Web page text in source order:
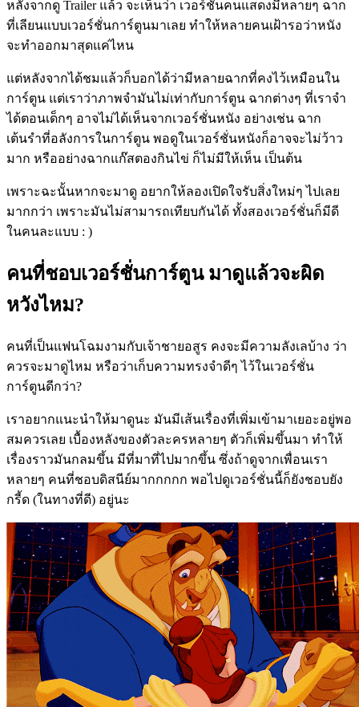
หลังจากดู Trailer แล้ว จะเห็นว่า เวอร์ชั่นคนแสดงมีหลายๆ ฉาก
ที่เลียนแบบเวอร์ชั่นการ์ตูนมาเลย ทำให้หลายคนเฝ้ารอว่าหนัง
จะทำออกมาสุดแค่ไหน
แต่หลังจากได้ชมแล้วก็บอกได้ว่ามีหลายฉากที่คงไว้เหมือนใน
การ์ตูน แต่เราว่าภาพจำมันไม่เท่ากับการ์ตูน ฉากต่างๆ ที่เราจำ
ได้ตอนเด็กๆ อาจไม่ได้เห็นจากเวอร์ชั่นหนัง อย่างเช่น ฉาก
เต้นรำที่อลังการในการ์ตูน พอดูในเวอร์ชั่นหนังก็อาจจะไม่ว้าว
มาก หรืออย่างฉากแก๊สตองกินไข่ ก็ไม่มีให้เห็น เป็นต้น
เพราะฉะนั้นหากจะมาดู อยากให้ลองเปิดใจรับสิ่งใหม่ๆ ไปเลย
มากกว่า เพราะมันไม่สามารถเทียบกันได้ ทั้งสองเวอร์ชั่นก็มีดี
ในคนละแบบ : )
คนที่ชอบเวอร์ชั่นการ์ตูน มาดูแล้วจะผิด
หวังไหม?
คนที่เป็นแฟนโฉมงามกับเจ้าชายอสูร คงจะมีความลังเลบ้าง ว่า
ควรจะมาดูไหม หรือว่าเก็บความทรงจำดีๆ ไว้ในเวอร์ชั่น
การ์ตูนดีกว่า?
เราอยากแนะนำให้มาดูนะ มันมีเส้นเรื่องที่เพิ่มเข้ามาเยอะอยู่พอ
สมควรเลย เบื้องหลังของตัวละครหลายๆ ตัวก็เพิ่มขึ้นมา ทำให้
เรื่องราวมันกลมขึ้น มีที่มาที่ไปมากขึ้น ซึ่งถ้าดูจากเพื่อนเรา
หลายๆ คนที่ชอบดิสนีย์มากกกกก พอไปดูเวอร์ชั่นนี้ก็ยังชอบยัง
กรี้ด (ในทางที่ดี) อยู่นะ